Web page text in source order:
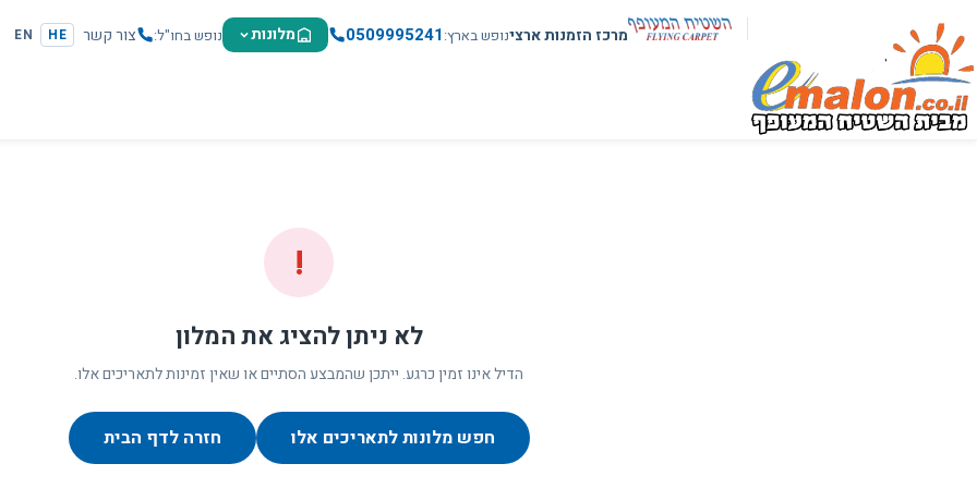
מרכז הזמנות ארצינופש בארץ 0509995241 מלונות נופש בחו"ל צור קשר HE
EN
!
לא ניתן להציג את המלון
הדיל אינו זמין כרגע. ייתכן שהמבצע הסתיים או שאין זמינות לתאריכים אלו.
חפש מלונות לתאריכים אלו חזרה לדף הבית